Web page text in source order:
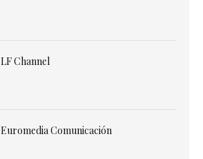
LF Channel
Euromedia Comunicación